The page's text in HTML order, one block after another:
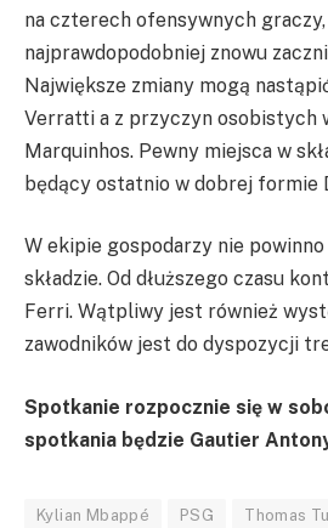
na czterech ofensywnych
najprawdopodobniej znowu
Największe zmiany mogą
Verratti a z przyczyn osobistych
Marquinhos. Pewny miejsca w
będący ostatnio w dobrej formie
W ekipie gospodarzy nie
składzie. Od dłuższego czasu
Ferri. Wątpliwy jest również
zawodników jest do dyspozycji
Spotkanie rozpocznie się w
spotkania będzie Gautier
Kylian Mbappé PSG Thomas